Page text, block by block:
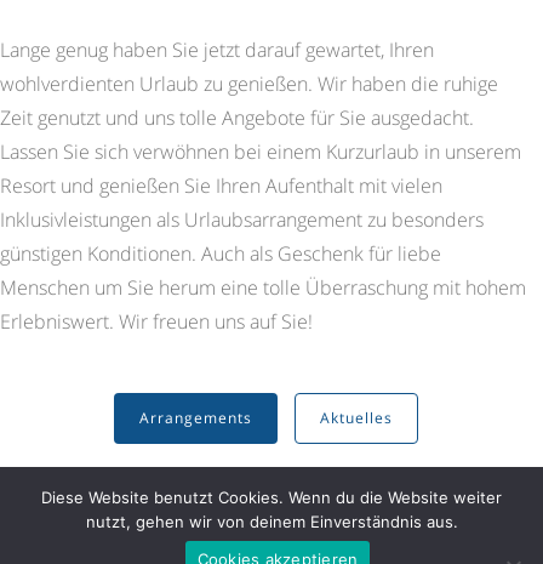
Lange genug haben Sie jetzt darauf gewartet, Ihren
wohlverdienten Urlaub zu genießen. Wir haben die ruhige
Zeit genutzt und uns tolle Angebote für Sie ausgedacht.
Lassen Sie sich verwöhnen bei einem Kurzurlaub in unserem
Resort und genießen Sie Ihren Aufenthalt mit vielen
Inklusivleistungen als Urlaubsarrangement zu besonders
günstigen Konditionen. Auch als Geschenk für liebe
Menschen um Sie herum eine tolle Überraschung mit hohem
Erlebniswert. Wir freuen uns auf Sie!
Arrangements Aktuelles
Diese Website benutzt Cookies. Wenn du die Website weiter
nutzt, gehen wir von deinem Einverständnis aus.
Cookies akzeptieren